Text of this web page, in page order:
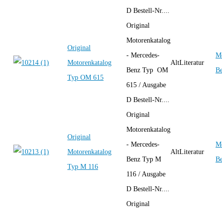
D Bestell-Nr....
Original
Motorenkatalog
Typ OM 615
Original
Motorenkatalog
- Mercedes-
Benz Typ OM
615 / Ausgabe
D Bestell-Nr....
AltLiteratur
Original
Motorenkatalog
Typ M 116
Original
Motorenkatalog
- Mercedes-
Benz Typ M
116 / Ausgabe
D Bestell-Nr....
AltLiteratur
Original